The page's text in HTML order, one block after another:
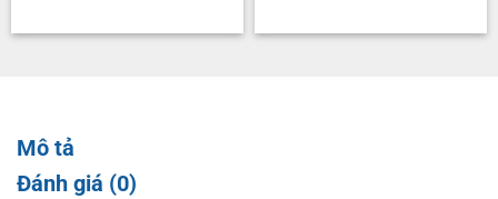
Mô tả
Đánh giá (0)